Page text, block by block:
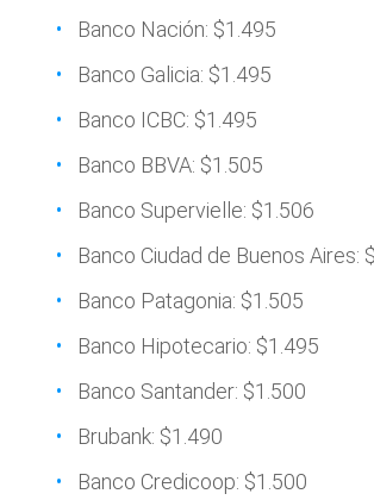
Banco Nación: $1.495
Banco Galicia: $1.495
Banco ICBC: $1.495
Banco BBVA: $1.505
Banco Supervielle: $1.506
Banco Ciudad de Buenos Aires:
Banco Patagonia: $1.505
Banco Hipotecario: $1.495
Banco Santander: $1.500
Brubank: $1.490
Banco Credicoop: $1.500